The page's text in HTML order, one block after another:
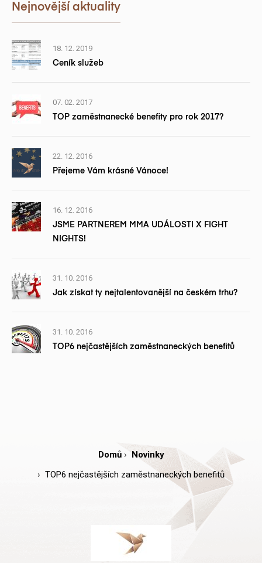
Nejnovější aktuality
18. 12. 2019
Ceník služeb
07. 02. 2017
TOP zaměstnanecké benefity pro rok 2017?
22. 12. 2016
Přejeme Vám krásné Vánoce!
16. 12. 2016
JSME PARTNEREM MMA UDÁLOSTI X FIGHT
NIGHTS!
31. 10. 2016
Jak získat ty nejtalentovanější na českém trhu?
31. 10. 2016
TOP6 nejčastějších zaměstnaneckých benefitů
Domů
Novinky
TOP6 nejčastějších zaměstnaneckých benefitů